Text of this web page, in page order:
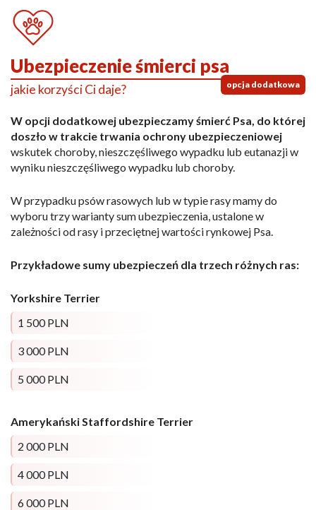
Ubezpieczenie śmierci psa
opcja dodatkowa
jakie korzyści Ci daje?
W opcji dodatkowej ubezpieczamy śmierć Psa, do której
doszło w trakcie trwania ochrony ubezpieczeniowej
wskutek choroby, nieszczęśliwego wypadku lub eutanazji w
wyniku nieszczęśliwego wypadku lub choroby.
W przypadku psów rasowych lub w typie rasy mamy do
wyboru trzy warianty sum ubezpieczenia, ustalone w
zależności od rasy i przeciętnej wartości rynkowej Psa.
Przykładowe sumy ubezpieczeń dla trzech różnych ras:
Yorkshire Terrier
1 500 PLN
3 000 PLN
5 000 PLN
Amerykański Staffordshire Terrier
2 000 PLN
4 000 PLN
6 000 PLN